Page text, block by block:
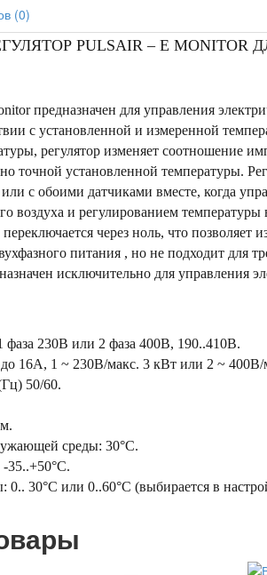
(0)
PULSAIR – E
предназначен для управления
с установленной и измеренной
регулятор изменяет соотношение
точной установленной температуры.
с обоими датчиками вместе, когда
воздуха и регулированием
через ноль, что позволяет
питания , но не подходит для
исключительно для управления
230В или 2 фаза 400В, 190..410В.
до 16А, 1 ~ 230В/макс. 3 кВт или 2 ~ 400В/
50/60.
среды: 30°С.
-35..+50°С.
0.. 30°С или 0..60°С (выбирается в